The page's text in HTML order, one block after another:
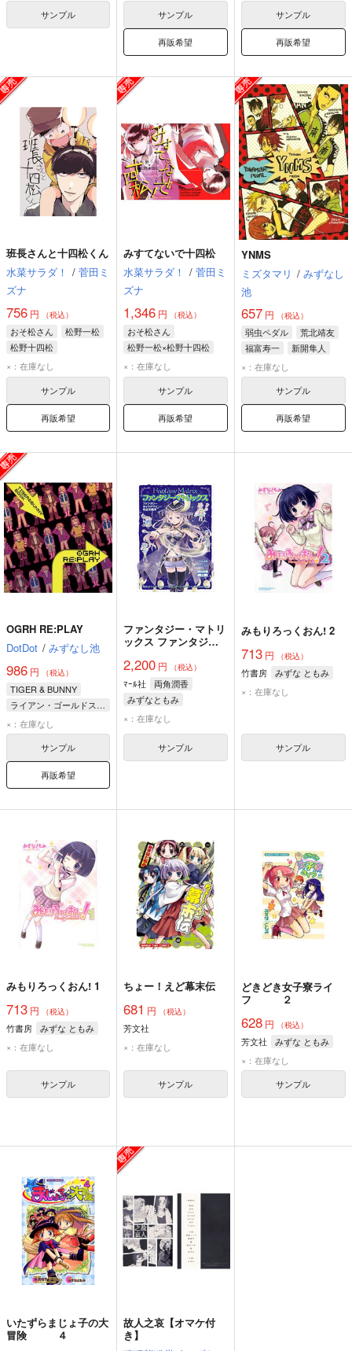
サンプル
サンプル
再販希望
サンプル
再販希望
班長さんと十四松くん
水菜サラダ！ / 菅田ミ
ズナ
756 円 （税込）
おそ松さん
松野一松
松野十四松
×：在庫なし
サンプル
再販希望
みすてないで十四松
水菜サラダ！ / 菅田ミ
ズナ
1,346 円 （税込）
おそ松さん
松野一松×松野十四松
松野一松
×：在庫なし
サンプル
再販希望
YNMS
ミズタマリ / みずなし
池
657円 （税込）
弱虫ペダル
荒北靖友
福富寿一
新開隼人
×：在庫なし
サンプル
再販希望
OGRH RE:PLAY
DotDot / みずなし池
986 円 （税込）
TIGER & BUNNY
ライアン・ゴールドスミス
キース・グッドマン
イワン・カレリン
×：在庫なし
サンプル
再販希望
ファンタジー・マトリ
ックス ファンタジー
攻略本
2,200 円 （税込）
ﾏｰﾙ社
両角潤香
みずなともみ
×：在庫なし
サンプル
みもりろっくおん! 2
713円 （税込）
竹書房
みずな ともみ
×：在庫なし
サンプル
みもりろっくおん! 1
713 円 （税込）
竹書房
みずな ともみ
×：在庫なし
サンプル
ちょー！えど幕末伝
681 円 （税込）
芳文社
×：在庫なし
サンプル
どきどき女子寮ライ
フ ２
628円 （税込）
芳文社
みずな ともみ
×：在庫なし
サンプル
いたずらまじょ子の大
冒険 ４
故人之哀【オマケ付
き】